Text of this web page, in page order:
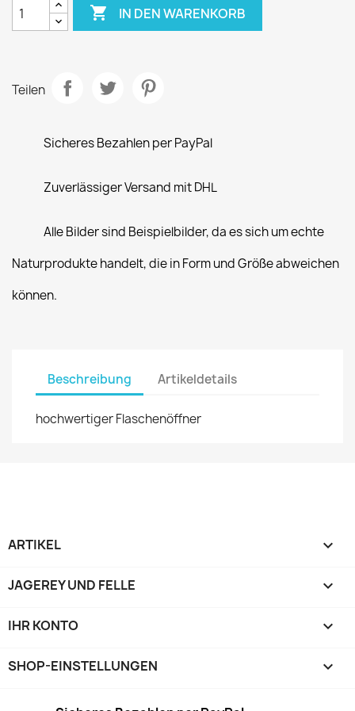
 IN DEN WARENKORB
Teilen
Sicheres Bezahlen per PayPal
Zuverlässiger Versand mit DHL
Alle Bilder sind Beispielbilder, da es sich um echte
Naturprodukte handelt, die in Form und Größe abweichen
können.
Beschreibung Artikeldetails
hochwertiger Flaschenöffner
ARTIKEL 
JAGEREY UND FELLE 
IHR KONTO 
SHOP-EINSTELLUNGEN keyboard_arrow_down